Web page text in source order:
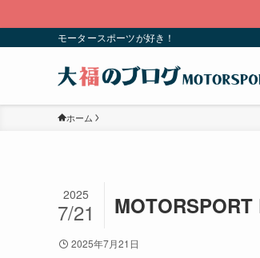
モータースポーツが好き！
ホーム
2025
7/21
2025年7月21日